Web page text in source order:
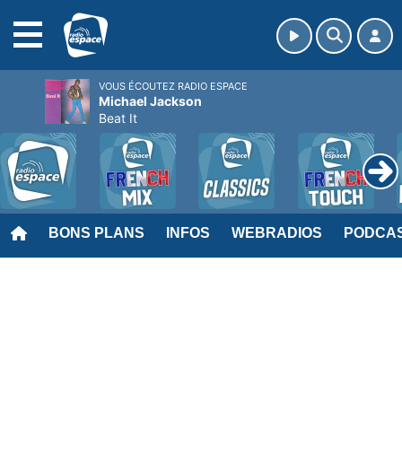
BONS PLANS INFOS WEBRADIOS
VOUS ÉCOUTEZ RADIO ESPACE
Michael Jackson
Beat It